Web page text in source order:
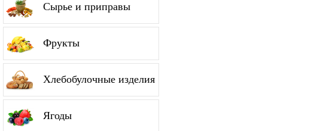
Сырье и приправы
Фрукты
Хлебобулочные изделия
Ягоды